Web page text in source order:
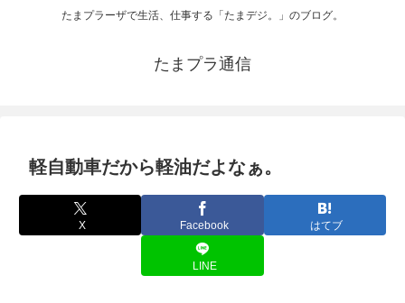
たまプラーザで生活、仕事する「たまデジ。」のブログ。
たまプラ通信
軽自動車だから軽油だよなぁ。
X Facebook はてブ
LINE